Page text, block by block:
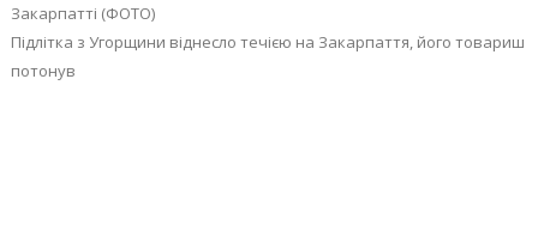
Закарпатті (ФОТО)
Підлітка з Угорщини віднесло течією на Закарпаття, його товариш
потонув